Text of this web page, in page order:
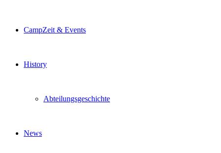
CampZeit & Events
History
Abteilungsgeschichte
News